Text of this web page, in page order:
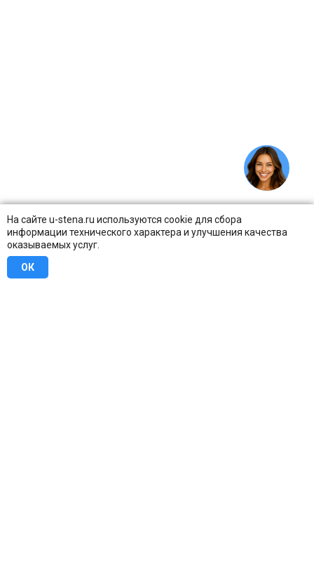
На сайте u-stena.ru используются cookie для сбора
информации технического характера и улучшения качества
оказываемых услуг.
ОК